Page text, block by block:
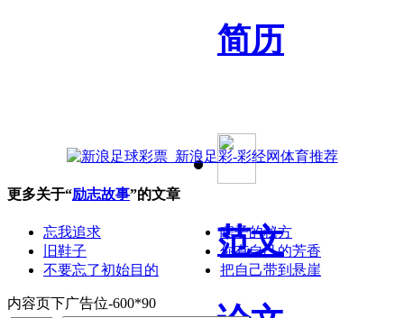
简历
范文
更多关于“励志故事”的文章
忘我追求
瞎子的秘方
旧鞋子
你有自己的芳香
不要忘了初始目的
把自己带到悬崖
内容页下广告位-600*90